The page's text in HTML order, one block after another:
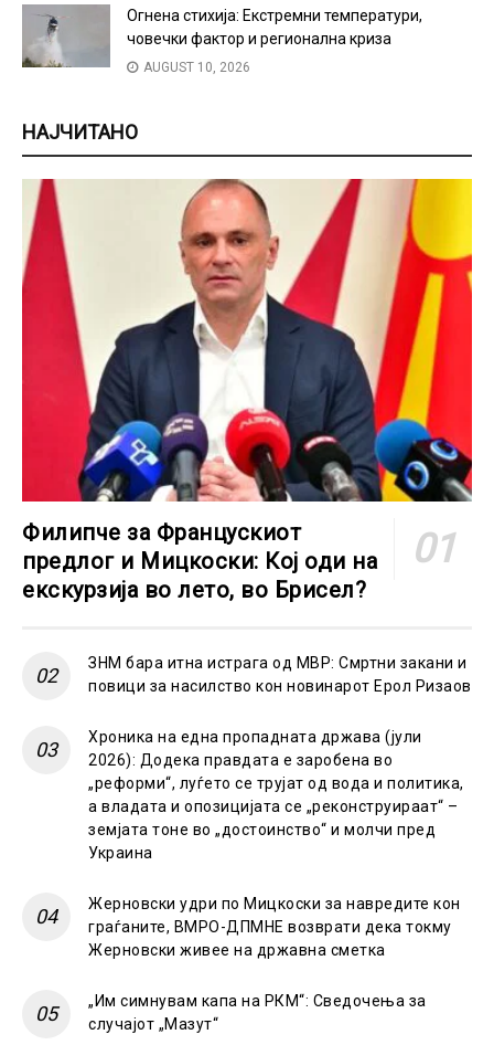
Огнена стихија: Екстремни температури,
човечки фактор и регионална криза
AUGUST 10, 2026
НАЈЧИТАНО
Филипче за Францускиот
предлог и Мицкоски: Кој оди на
екскурзија во лето, во Брисел?
ЗНМ бара итна истрага од МВР: Смртни закани и
повици за насилство кон новинарот Ерол Ризаов
Хроника на една пропадната држава (јули
2026): Додека правдата е заробена во
„реформи“, луѓето се трујат од вода и политика,
а владата и опозицијата се „реконструираат“ –
земјата тоне во „достоинство“ и молчи пред
Украина
Жерновски удри по Мицкоски за навредите кон
граѓаните, ВМРО-ДПМНЕ возврати дека токму
Жерновски живее на државна сметка
„Им симнувам капа на РКМ“: Сведочења за
случајот „Мазут“